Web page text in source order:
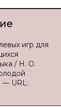
игр для
/ Н. О.
— URL: